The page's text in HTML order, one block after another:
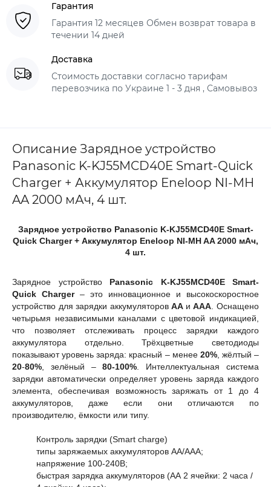
Гарантия
Гарантия 12 месяцев Обмен возврат товара в
течении 14 дней
Доставка
Стоимость доставки согласно тарифам
перевозчика по Украине 1 - 3 дня , Самовывоз
Описание Зарядное устройство
Panasonic K-KJ55MCD40E Smart-Quick
Charger + Аккумулятор Eneloop NI-MH
AA 2000 мАч, 4 шт.
Зарядное устройство Panasonic K-KJ55MCD40E Smart-
Quick Charger + Аккумулятор Eneloop NI-MH AA 2000 мАч,
4 шт.
Зарядное устройство Panasonic K-KJ55MCD40E Smart-
Quick Charger– это инновационное и высокоскоростное
устройство для зарядки аккумуляторовAA иAAA . Оснащено
четырьмя независимыми каналами с цветовой индикацией,
что позволяет отслеживать процесс зарядки каждого
аккумулятора отдельно. Трёхцветные светодиоды
показывают уровень заряда: красный – менее 20%, жёлтый –
20-80% , зелёный –80-100% . Интеллектуальная система
зарядки автоматически определяет уровень заряда каждого
элемента, обеспечивая возможность заряжать от 1 до 4
аккумуляторов, даже если они отличаются по
производителю, ёмкости или типу.
Контроль зарядки (Smart charge)
типы заряжаемых аккумуляторов АА/ААА;
напряжение 100-240В;
быстрая зарядка аккумуляторов (АА 2 ячейки: 2 часа /